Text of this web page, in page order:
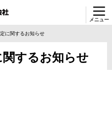
メニュー
に関するお知らせ
するお知らせ